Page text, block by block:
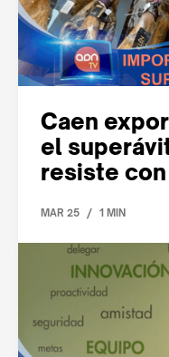
Caen
el
resiste
MAR 25 / 1 MIN